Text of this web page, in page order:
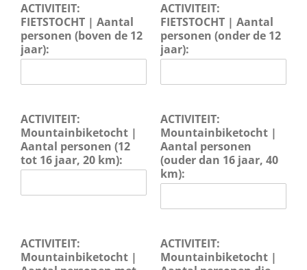
ACTIVITEIT:
FIETSTOCHT | Aantal
personen (boven de 12
jaar):
ACTIVITEIT:
FIETSTOCHT | Aantal
personen (onder de 12
jaar):
ACTIVITEIT:
Mountainbiketocht |
Aantal personen (12
tot 16 jaar, 20 km):
ACTIVITEIT:
Mountainbiketocht |
Aantal personen
(ouder dan 16 jaar, 40
km):
ACTIVITEIT:
Mountainbiketocht |
ACTIVITEIT:
Mountainbiketocht |